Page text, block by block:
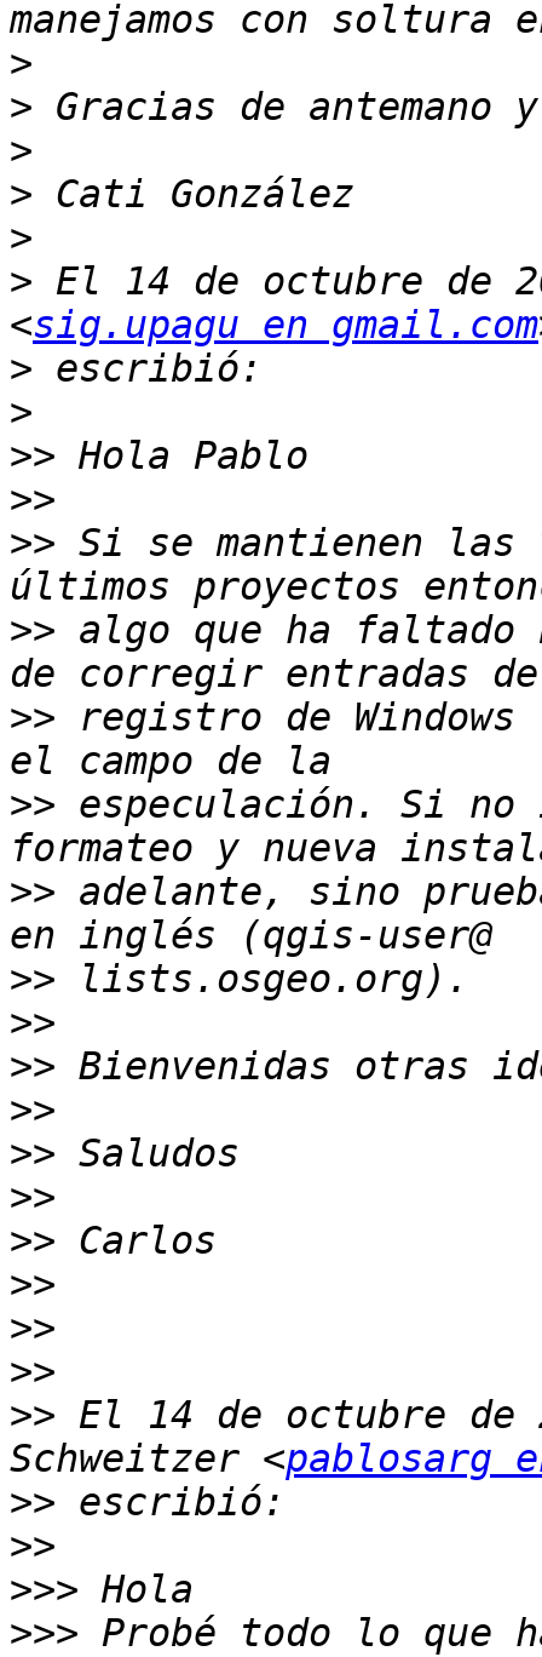
>
>
>
>
>
> El 14 de octubre de
<sig.upagu en gmail.com
>
>
>>
>>
>> Si se mantienen
>> algo que ha
>> registro de
>> especulación. Si no
>> adelante, sino
>>
>>
>>
>>
>>
>>
>>
>>
>>
>>
>> El 14 de octubre de
Schweitzer <pablosarg
>>
>>
>>>
>>> Probé todo lo que